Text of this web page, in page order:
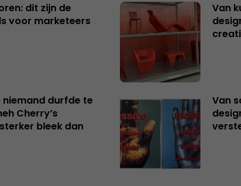
dit zijn de
voor marketeers
Van
durfde te
Cherry’s
bleek dan
Van